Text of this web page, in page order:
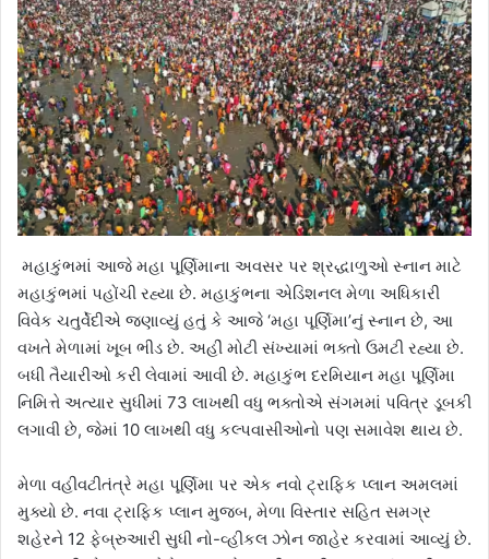
મહાકુંભમાં આજે મહા પૂર્ણિમાના અવસર પર શ્રદ્ધાળુઓ સ્નાન માટે
મહાકુંભમાં પહોંચી રહ્યા છે. મહાકુંભના એડિશનલ મેળા અધિકારી
વિવેક ચતુર્વેદીએ જણાવ્યું હતું કે આજે ‘મહા પૂર્ણિમા’નું સ્નાન છે, આ
વખતે મેળામાં ખૂબ ભીડ છે. અહીં મોટી સંખ્યામાં ભક્તો ઉમટી રહ્યા છે.
બધી તૈયારીઓ કરી લેવામાં આવી છે. મહાકુંભ દરમિયાન મહા પૂર્ણિમા
નિમિત્તે અત્યાર સુધીમાં 73 લાખથી વધુ ભક્તોએ સંગમમાં પવિત્ર ડૂબકી
લગાવી છે, જેમાં 10 લાખથી વધુ કલ્પવાસીઓનો પણ સમાવેશ થાય છે.
મેળા વહીવટીતંત્રે મહા પૂર્ણિમા પર એક નવો ટ્રાફિક પ્લાન અમલમાં
મુક્યો છે. નવા ટ્રાફિક પ્લાન મુજબ, મેળા વિસ્તાર સહિત સમગ્ર
શહેરને 12 ફેબ્રુઆરી સુધી નો-વ્હીકલ ઝોન જાહેર કરવામાં આવ્યું છે.